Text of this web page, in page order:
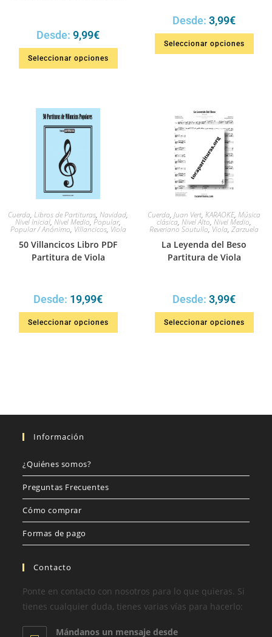
Desde: 9,99€
Seleccionar opciones
Desde: 3,99€
Seleccionar opciones
Cuerda, Libros de Partituras, Navidad,
Nivel Inicial, Nivel Medio, Popular,
Popular / Anónimo, Villancicos, Viola
50 Villancicos Libro PDF
Partitura de Viola
Desde: 19,99€
Seleccionar opciones
Cuerda, Juan Vert, KARAOKE, Música
clásica, Nivel Alto, Nivel Medio,
Reveriano Soutullo,Viola, Zarzuela
La Leyenda del Beso
Partitura de Viola
Desde: 3,99€
Seleccionar opciones
Información
¿Quiénes somos?
Preguntas Frecuentes
Cómo comprar
Formas de pago
Contacto
Ponte en contacto con nosotros para lo que quieras. Si
tienes cualquier duda, tienes varias vías para hacerlo:
Mándanos un mensaje desde